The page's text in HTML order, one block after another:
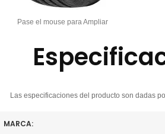
Pase el mouse para Ampliar
Las especificaciones del producto son dadas
MARCA: